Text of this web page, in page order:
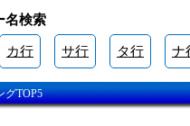
名検索
カ行 サ行 タ行 ナ
グTOP5